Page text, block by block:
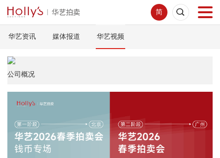
简
首页
网络拍卖
服务指南
华艺资讯 媒体报道 华艺视频
公司概况